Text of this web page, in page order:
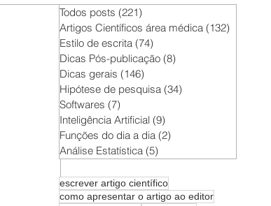
Todos posts (221)
Artigos Científicos área médica (132)
Estilo de escrita (74)
Dicas Pós-publicação (8)
Dicas gerais (146)
Hipótese de pesquisa (34)
Softwares (7)
Inteligência Artificial (9)
Funções do dia a dia (2)
Análise Estatística (5)
escrever artigo científico
como apresentar o artigo ao editor